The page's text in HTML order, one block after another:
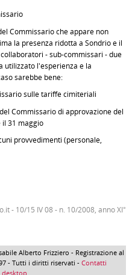
Commissario che appare non
la presenza ridotta a Sondrio e il
- sub-commissari - due
utilizzato l'esperienza e la
sarebbe bene:
sulle tariffe cimiteriali
Commissario di approvazione del
il 31 maggio
provvedimenti (personale,
- 10/15 IV 08 - n. 10/2008, anno XI°
Alberto Frizziero - Registrazione al
- Tutti i diritti riservati - Contatti
desktop